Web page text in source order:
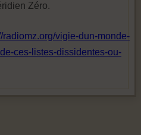
Zéro.
radiomz.org/vigie-dun-monde-
ces-listes-dissidentes-ou-